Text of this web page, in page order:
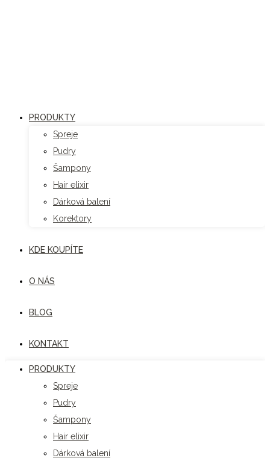
PRODUKTY
Spreje
Pudry
Šampony
Hair elixir
Dárková balení
Korektory
KDE KOUPÍTE
O NÁS
BLOG
KONTAKT
PRODUKTY
Spreje
Pudry
Šampony
Hair elixir
Dárková balení